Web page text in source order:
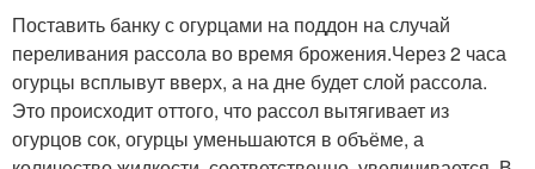
Поставить банку с огурцами на поддон на случай
переливания рассола во время брожения.Через 2 часа
огурцы всплывут вверх, а на дне будет слой рассола.
Это происходит оттого, что рассол вытягивает из
огурцов сок, огурцы уменьшаются в объёме, а